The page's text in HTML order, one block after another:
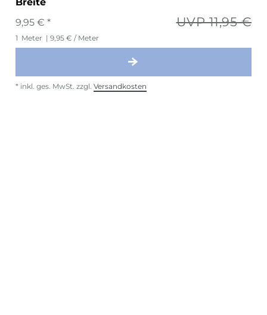
UVP 11,95 €
9,95 € *
1 Meter | 9,95 € / Meter
* inkl. ges. MwSt. zzgl. Versandkosten